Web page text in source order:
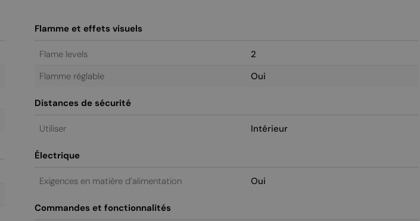
Flamme et effets visuels
Flame levels
2
Flamme réglable
Oui
Distances de sécurité
Utiliser Intérieur
Électrique
Exigences en matière d’alimentation Oui
Commandes et fonctionnalités